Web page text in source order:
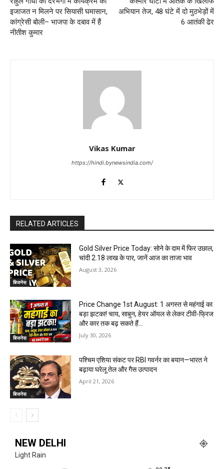
इजाजत न मिलने पर सियासी घमासान,
कांग्रेसी बोली– भाजपा के दबाव में हैं
नीतीश कुमार
अभियान तेज, 48 घंटे में दो मुठभेड़ों में
6 आतंकी ढेर
Vikas Kumar
https://hindi.bynewsindia.com/
RELATED ARTICLES
बिजनेस
Gold Silver Price Today: सोने के दाम में फिर उछाल,
चांदी ₹2.18 लाख के पार, जानें आज का ताजा भाव
August 3, 2026
बिजनेस
Price Change 1st August: 1 अगस्त से महंगाई का
बड़ा झटका! चाय, साबुन, हेयर ऑयल से लेकर टीवी-फ्रिज
और कार तक बढ़ सकते हैं...
July 30, 2026
बिजनेस
पश्चिम एशिया संकट पर RBI गवर्नर का बयान—भारत ने
बढ़ाया घरेलू तेल और गैस उत्पादन
April 21, 2026
NEW DELHI
Light Rain